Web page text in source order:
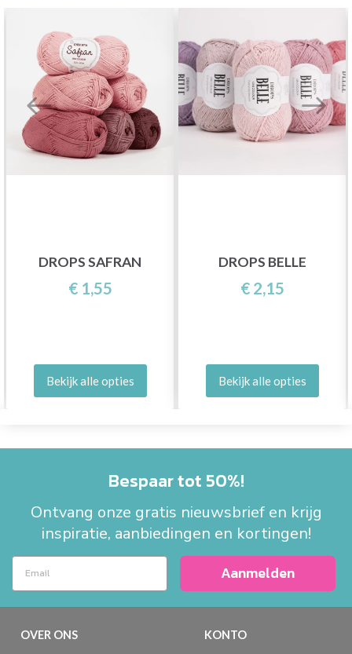
DROPS SAFRAN
€ 1,55
Bekijk alle opties
DROPS BELLE
€ 2,15
Bekijk alle opties
Bespaar tot 50%!
Ontvang onze gratis nieuwsbrief en krijg
inspiratie, aanbiedingen en kortingen!
Aanmelden
OVER ONS KONTO